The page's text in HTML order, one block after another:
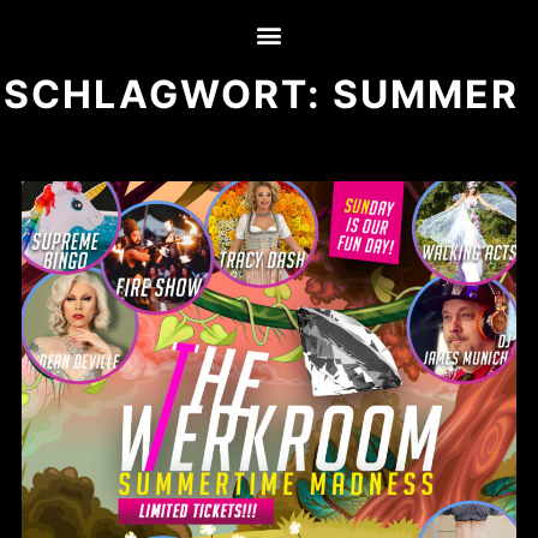
SCHLAGWORT: SUMMER